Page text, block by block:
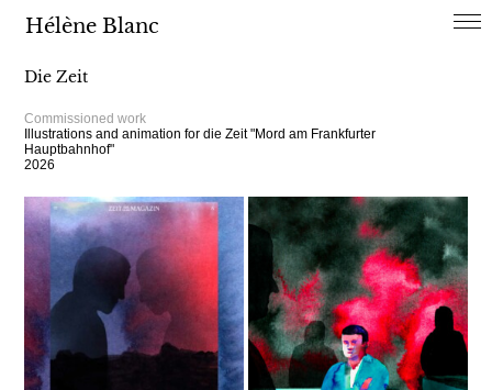
Hélène Blanc
Die Zeit
Commissioned work
Illustrations and animation for die Zeit "Mord am Frankfurter
Hauptbahnhof"
2026